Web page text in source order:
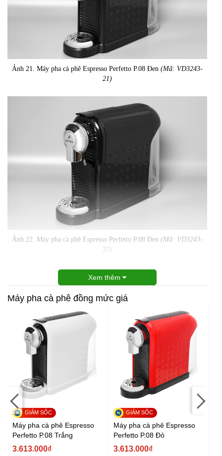
Ảnh 21. Máy pha cà phê Espresso Perfetto P.08 Đen (Mã: VD3243-
21)
Ảnh 22. Máy pha cà phê Espresso Perfetto P.08 Đen (Mã: VD3243-
22)
Xem thêm
Máy pha cà phê đồng mức giá
Máy pha cà phê Espresso
Perfetto P.08 Trắng
3.613.000₫
Máy pha cà phê Espresso
Perfetto P.08 Đỏ
3.613.000₫